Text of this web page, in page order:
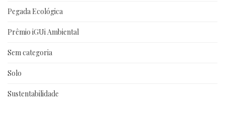
Pegada Ecológica
Prêmio iGUi Ambiental
Sem categoria
Solo
Sustentabilidade